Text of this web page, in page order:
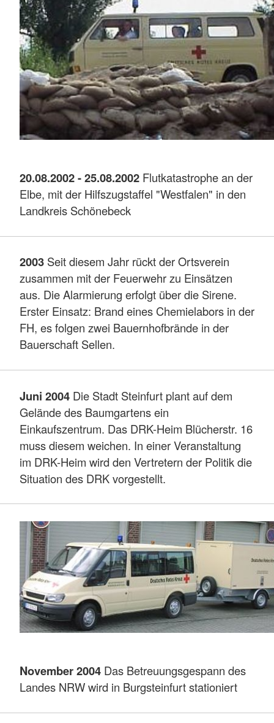
20.08.2002 - 25.08.2002 Flutkatastrophe an der
Elbe, mit der Hilfszugstaffel "Westfalen" in den
Landkreis Schönebeck
2003 Seit diesem Jahr rückt der Ortsverein
zusammen mit der Feuerwehr zu Einsätzen
aus. Die Alarmierung erfolgt über die Sirene.
Erster Einsatz: Brand eines Chemielabors in der
FH, es folgen zwei Bauernhofbrände in der
Bauerschaft Sellen.
Juni 2004 Die Stadt Steinfurt plant auf dem
Gelände des Baumgartens ein
Einkaufszentrum. Das DRK-Heim Blücherstr. 16
muss diesem weichen. In einer Veranstaltung
im DRK-Heim wird den Vertretern der Politik die
Situation des DRK vorgestellt.
November 2004 Das Betreuungsgespann des
Landes NRW wird in Burgsteinfurt stationiert